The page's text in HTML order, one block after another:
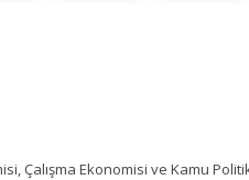
Çalışma Ekonomisi ve Kamu